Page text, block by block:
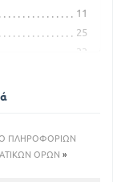
11
25
33
ΠΛΗΡΟΦΟΡΙΩΝ
ΟΡΩΝ »